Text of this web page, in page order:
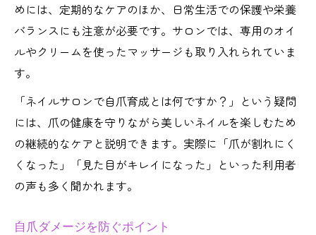
めには、定期的なケアのほか、日常生活での保護や栄養
バランスにも注意が必要です。サロンでは、専用のオイ
ルやクリームを使ったマッサージも取り入れられていま
す。
「ネイルサロンで自爪育成とは何ですか？」という疑問
には、爪の健康を守りながら美しいネイルを楽しむため
の継続的なケアと説明できます。実際に「爪が割れにく
くなった」「見た目がキレイになった」といった利用者
の声も多く聞かれます。
自爪ダメージを防ぐポイント